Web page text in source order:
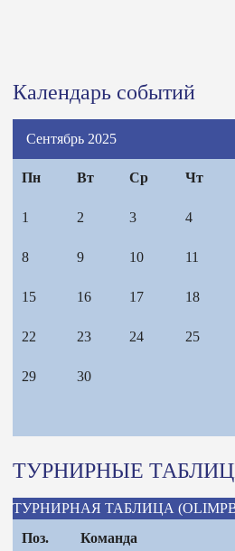
Календарь событий
Сентябрь 2025
Пн Вт Ср Чт
1 2 3 4
8 9 10 11
15 16 17 18
22 23 24 25
29 30
ТУРНИРНЫЕ
ТУРНИРНАЯ ТАБЛИЦА
Поз.
Команда